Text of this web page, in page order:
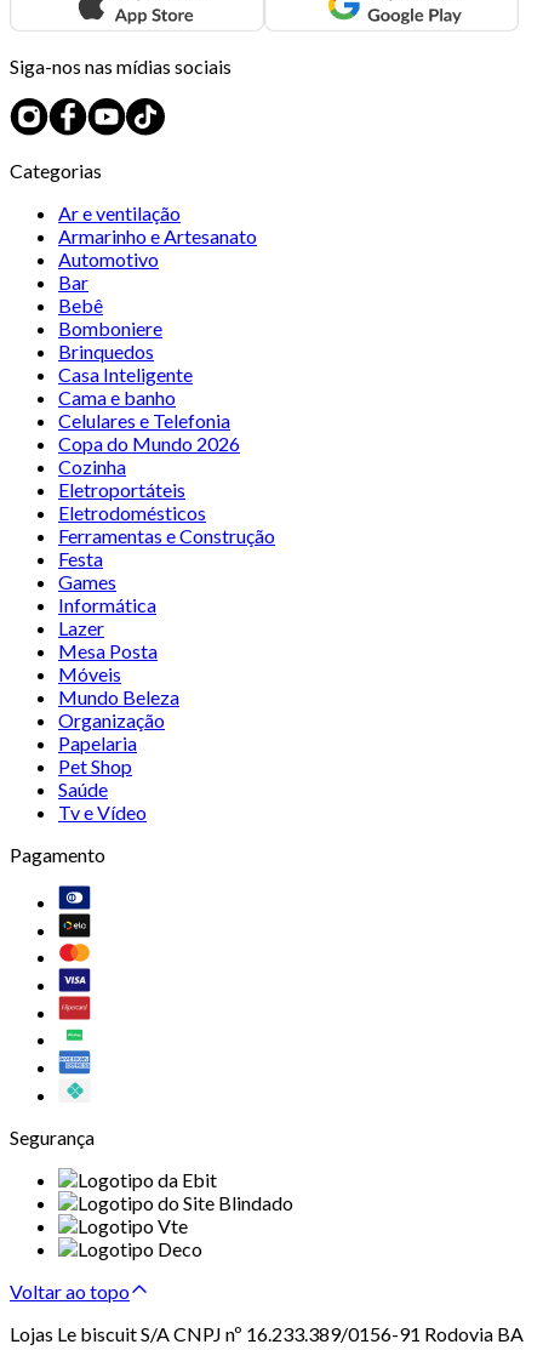
Siga-nos nas mídias sociais
Categorias
Ar e ventilação
Armarinho e Artesanato
Automotivo
Bar
Bebê
Bomboniere
Brinquedos
Casa Inteligente
Cama e banho
Celulares e Telefonia
Copa do Mundo 2026
Cozinha
Eletroportáteis
Eletrodomésticos
Ferramentas e Construção
Festa
Games
Informática
Lazer
Mesa Posta
Móveis
Mundo Beleza
Organização
Papelaria
Pet Shop
Saúde
Tv e Vídeo
Pagamento
Segurança
Voltar ao topo
Lojas Le biscuit S/A CNPJ nº 16.233.389/0156-91 Rodovia BA